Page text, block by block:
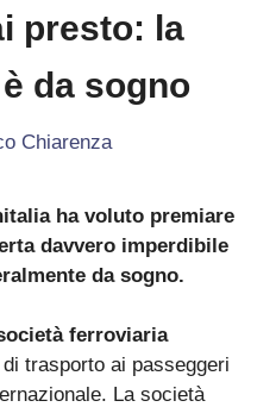
presto: la
da sogno
Chiarenza
ha voluto premiare
davvero imperdibile
da sogno.
ferroviaria
trasporto ai passeggeri
La società